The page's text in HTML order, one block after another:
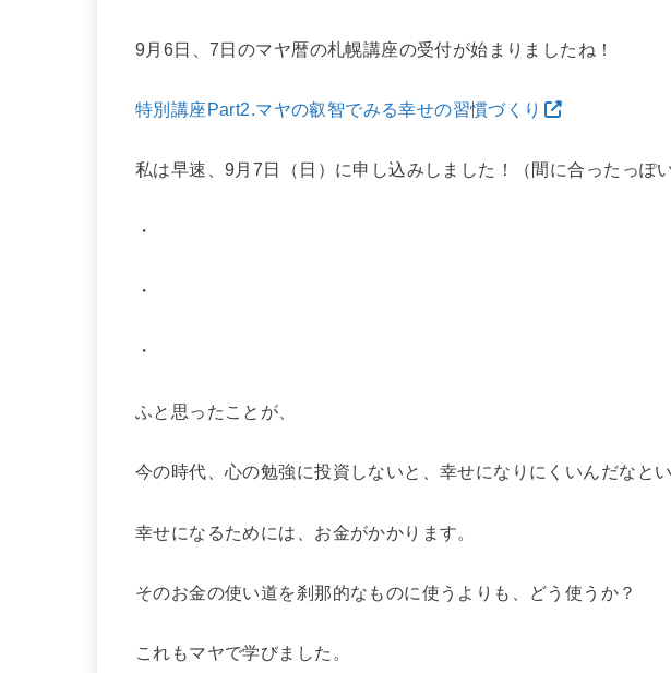
9月6日、7日のマヤ暦の札幌講座の受付が始まりましたね！
特別講座Part2.マヤの叡智でみる幸せの習慣づくり
私は早速、9月7日（日）に申し込みしました！（間に合ったっぽい
・
・
・
ふと思ったことが、
今の時代、心の勉強に投資しないと、幸せになりにくいんだなとい
幸せになるためには、お金がかかります。
そのお金の使い道を刹那的なものに使うよりも、どう使うか？
これもマヤで学びました。